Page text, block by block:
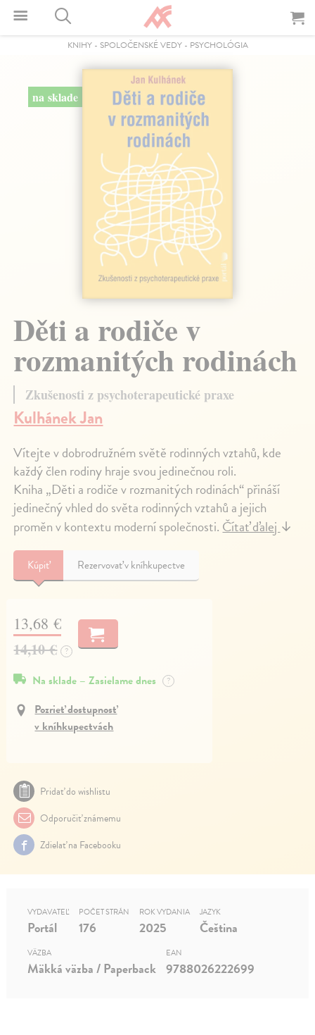
KNIHY- SPOLOČENSKÉ VEDY- PSYCHOLÓGIA
na sklade
Děti a rodiče v
rozmanitých rodinách
Zkušenosti z psychoterapeutické praxe
Kulhánek Jan
Vítejte v dobrodružném světě rodinných vztahů, kde
každý člen rodiny hraje svou jedinečnou roli.
Kniha „Děti a rodiče v rozmanitých rodinách“ přináší
jedinečný vhled do světa rodinných vztahů a jejich
proměn v kontextu moderní společnosti.Čítať ďalej↓
Kúpiť Rezervovať v kníhkupectve
13,68 €
14,10 € ?
Na sklade – Zasielame dnes ?
Pozrieť dostupnosť
v kníhkupectvách
Pridať do wishlistu
Odporučiť známemu
Zdielať na Facebooku
VYDAVATEĽ
Portál
POČET STRÁN
176
ROK VYDANIA
2025
JAZYK
Čeština
VÄZBA
Mäkká väzba / Paperback
EAN
9788026222699